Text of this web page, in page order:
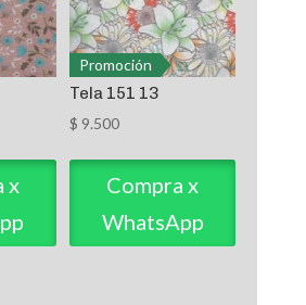
x
Promoción
Tela 151 13
$ 9.500
Compra x
WhatsApp